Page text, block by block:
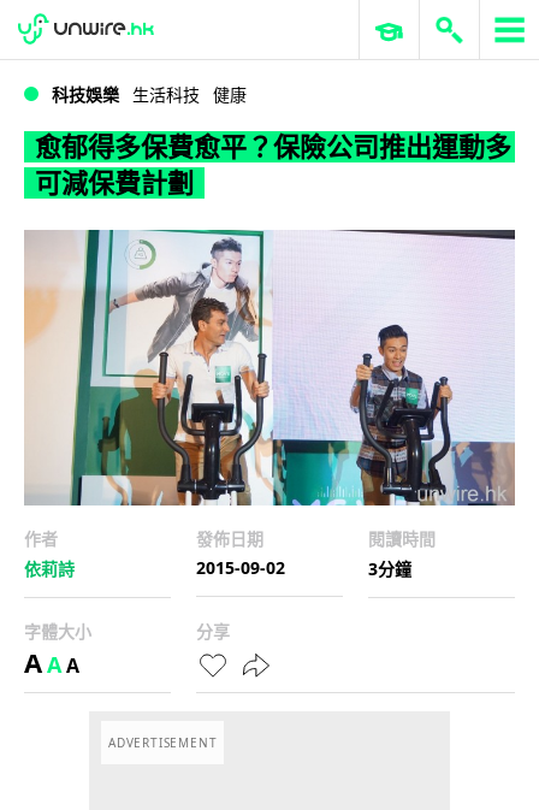
WWDC 2026 ERP 與商業 AI
科技娛樂 生活科技 健康
愈郁得多保費愈平？保險公司推出運動多
可減保費計劃
作者
依莉詩
發佈日期
2015-09-02
閱讀時間
3分鐘
字體大小
AAA
分享
ADVERTISEMENT